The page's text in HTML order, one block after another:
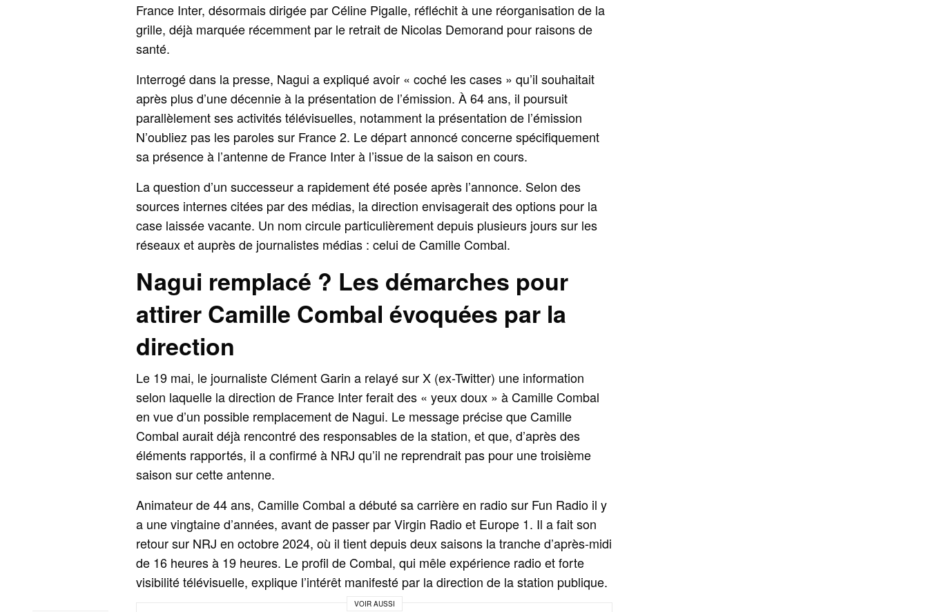
France Inter, désormais dirigée par Céline Pigalle, réfléchit à une réorganisation de la
grille, déjà marquée récemment par le retrait de Nicolas Demorand pour raisons de
santé.
Interrogé dans la presse, Nagui a expliqué avoir « coché les cases » qu’il souhaitait
après plus d’une décennie à la présentation de l’émission. À 64 ans, il poursuit
parallèlement ses activités télévisuelles, notamment la présentation de l’émission
N’oubliez pas les paroles sur France 2. Le départ annoncé concerne spécifiquement
sa présence à l’antenne de France Inter à l’issue de la saison en cours.
La question d’un successeur a rapidement été posée après l’annonce. Selon des
sources internes citées par des médias, la direction envisagerait des options pour la
case laissée vacante. Un nom circule particulièrement depuis plusieurs jours sur les
réseaux et auprès de journalistes médias : celui de Camille Combal.
Nagui remplacé ? Les démarches pour
attirer Camille Combal évoquées par la
direction
Le 19 mai, le journaliste Clément Garin a relayé sur X (ex-Twitter) une information
selon laquelle la direction de France Inter ferait des « yeux doux » à Camille Combal
en vue d’un possible remplacement de Nagui. Le message précise que Camille
Combal aurait déjà rencontré des responsables de la station, et que, d’après des
éléments rapportés, il a confirmé à NRJ qu’il ne reprendrait pas pour une troisième
saison sur cette antenne.
Animateur de 44 ans, Camille Combal a débuté sa carrière en radio sur Fun Radio il y
a une vingtaine d’années, avant de passer par Virgin Radio et Europe 1. Il a fait son
retour sur NRJ en octobre 2024, où il tient depuis deux saisons la tranche d’après-midi
de 16 heures à 19 heures. Le profil de Combal, qui mêle expérience radio et forte
visibilité télévisuelle, explique l’intérêt manifesté par la direction de la station publique.
VOIR AUSSI